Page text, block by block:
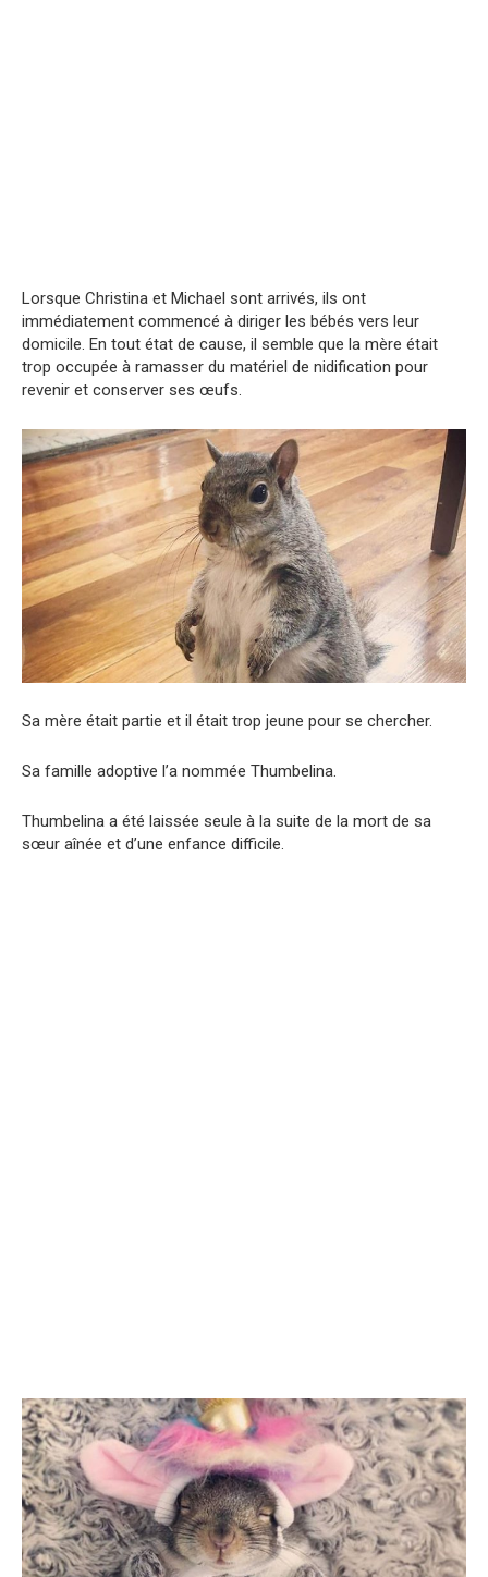
Lorsque Christina et Michael sont arrivés, ils ont
immédiatement commencé à diriger les bébés vers leur
domicile. En tout état de cause, il semble que la mère était
trop occupée à ramasser du matériel de nidification pour
revenir et conserver ses œufs.
Sa mère était partie et il était trop jeune pour se chercher.
Sa famille adoptive l’a nommée Thumbelina.
Thumbelina a été laissée seule à la suite de la mort de sa
sœur aînée et d’une enfance difficile.